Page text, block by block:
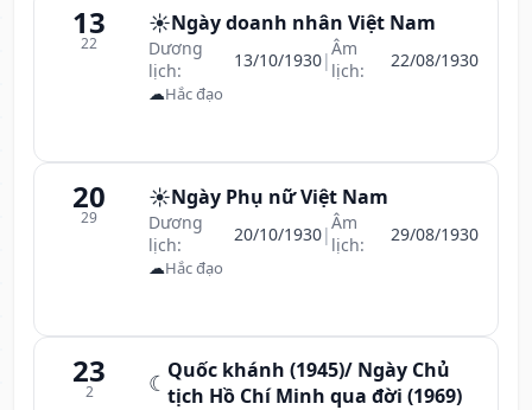
13
22
☀️Ngày doanh nhân Việt Nam
Dương
lịch:
13/10/1930|Âm
lịch:
22/08/1930
☁Hắc đạo
20
29
☀️Ngày Phụ nữ Việt Nam
Dương
lịch:
20/10/1930|Âm
lịch:
29/08/1930
☁Hắc đạo
23
2 ☾ Quốc khánh (1945)/ Ngày Chủ
tịch Hồ Chí Minh qua đời (1969)